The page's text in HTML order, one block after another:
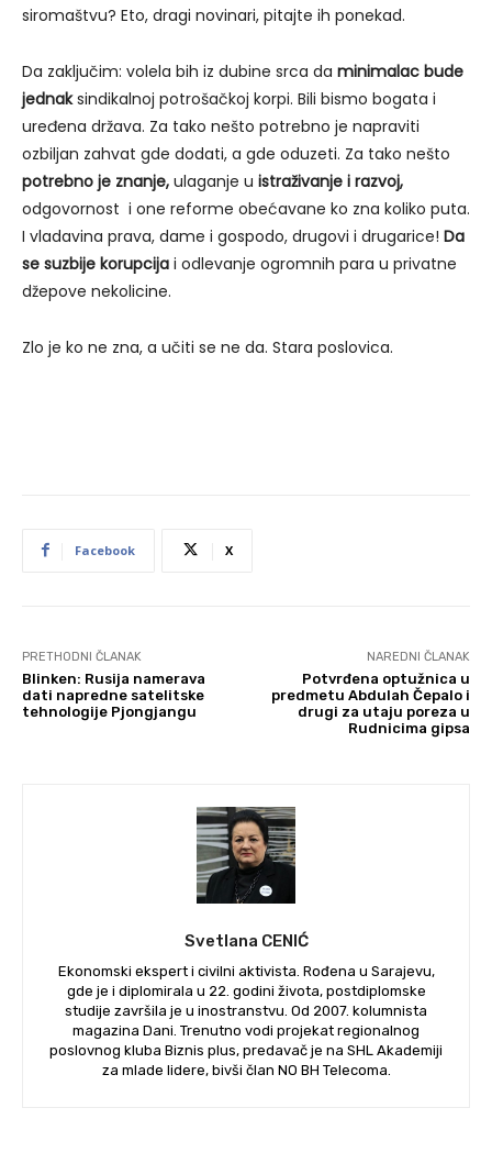
siromaštvu? Eto, dragi novinari, pitajte ih ponekad.
Da zaključim: volela bih iz dubine srca da minimalac bude
jednaksindikalnoj potrošačkoj korpi. Bili bismo bogata i
uređena država. Za tako nešto potrebno je napraviti
ozbiljan zahvat gde dodati, a gde oduzeti. Za tako nešto
potrebno je znanje, ulaganje u istraživanje i razvoj,
odgovornost i one reforme obećavane ko zna koliko puta.
I vladavina prava, dame i gospodo, drugovi i drugarice! Da
se suzbije korupcija i odlevanje ogromnih para u privatne
džepove nekolicine.
Zlo je ko ne zna, a učiti se ne da. Stara poslovica.
Facebook X
PRETHODNI ČLANAK
Blinken: Rusija namerava
dati napredne satelitske
tehnologije Pjongjangu
NAREDNI ČLANAK
Potvrđena optužnica u
predmetu Abdulah Čepalo i
drugi za utaju poreza u
Rudnicima gipsa
Svetlana CENIĆ
Ekonomski ekspert i civilni aktivista. Rođena u Sarajevu,
gde je i diplomirala u 22. godini života, postdiplomske
studije završila je u inostranstvu. Od 2007. kolumnista
magazina Dani. Trenutno vodi projekat regionalnog
poslovnog kluba Biznis plus, predavač je na SHL Akademiji
za mlade lidere, bivši član NO BH Telecoma.